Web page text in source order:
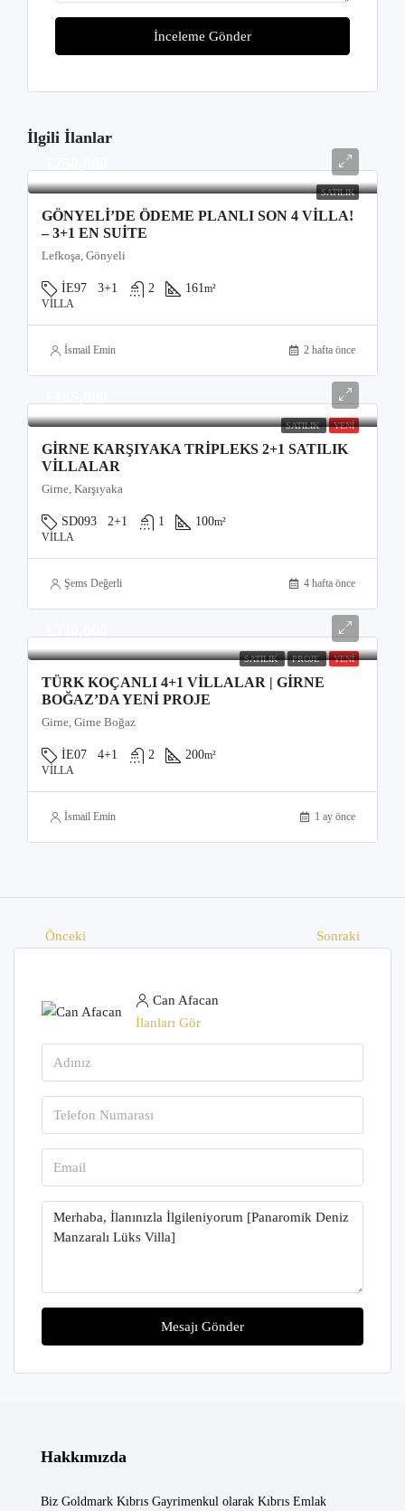
İnceleme Gönder
İlgili İlanlar
SATILIK
GÖNYELI’DE ÖDEME PLANLI SON 4 VILLA!
– 3+1 EN SUITE
Lefkoşa, Gönyeli
İE97 3+1 2 161m²
VILLA
İsmail Emin 2 hafta önce
SATILIK YENI
GIRNE KARŞIYAKA TRIPLEKS 2+1 SATILIK
VILLALAR
Girne, Karşıyaka
SD093 2+1 1 100m²
VILLA
Şems Değerli 4 hafta önce
SATILIK PROJE YENI
TÜRK KOÇANLI 4+1 VILLALAR | GIRNE
BOĞAZ’DA YENI PROJE
Girne, Girne Boğaz
İE07 4+1 2 200m²
VILLA
İsmail Emin 1 ay önce
Önceki Sonraki
Can Afacan
İlanları Gör
Mesajı Gönder
Hakkımızda
Biz Goldmark Kıbrıs Gayrimenkul olarak Kıbrıs Emlak